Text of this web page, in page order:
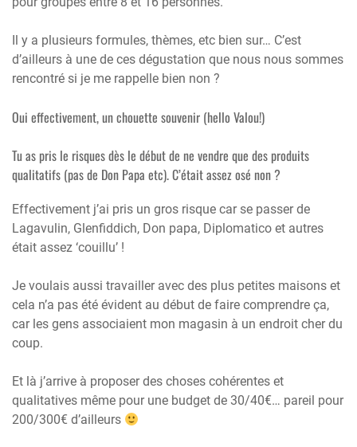
Il y a plusieurs formules, thèmes, etc bien sur… C’est
d’ailleurs à une de ces dégustation que nous nous sommes
rencontré si je me rappelle bien non ?
Oui effectivement, un chouette souvenir (hello Valou!)
Tu as pris le risques dès le début de ne vendre que des produits
qualitatifs (pas de Don Papa etc). C’était assez osé non ?
Effectivement j’ai pris un gros risque car se passer de
Lagavulin, Glenfiddich, Don papa, Diplomatico et autres
était assez ‘couillu’ !
Je voulais aussi travailler avec des plus petites maisons et
cela n’a pas été évident au début de faire comprendre ça,
car les gens associaient mon magasin à un endroit cher du
coup.
Et là j’arrive à proposer des choses cohérentes et
qualitatives même pour une budget de 30/40€… pareil pour
200/300€ d’ailleurs